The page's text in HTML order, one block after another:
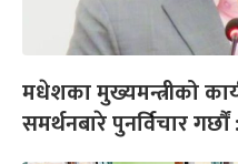
मधेशका मुख्यमन्त्रीको
समर्थनबारे पुनर्विचार